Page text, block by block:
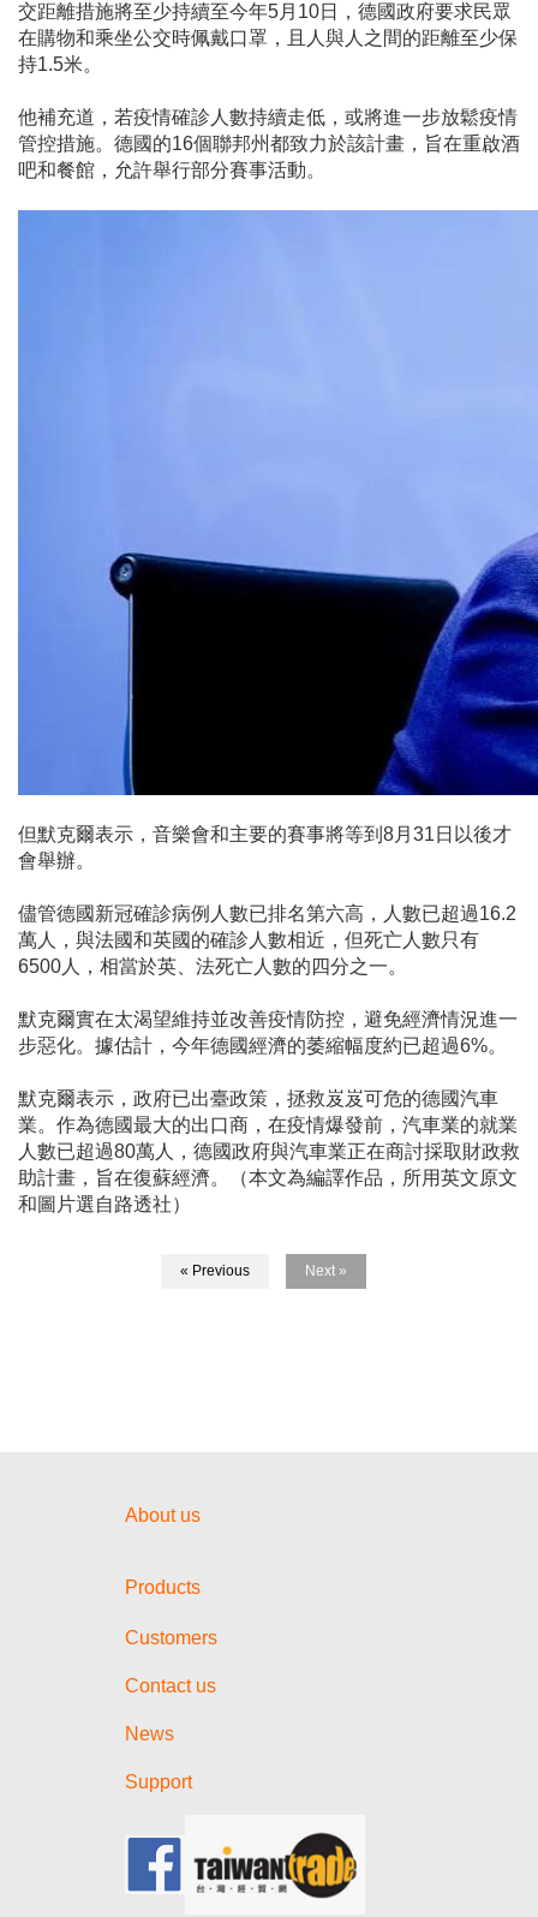
交距離措施將至少持續至今年5月10日，德國政府要求民眾
在購物和乘坐公交時佩戴口罩，且人與人之間的距離至少保
持1.5米。
他補充道，若疫情確診人數持續走低，或將進一步放鬆疫情
管控措施。德國的16個聯邦州都致力於該計畫，旨在重啟酒
吧和餐館，允許舉行部分賽事活動。
但默克爾表示，音樂會和主要的賽事將等到8月31日以後才
會舉辦。
儘管德國新冠確診病例人數已排名第六高，人數已超過16.2
萬人，與法國和英國的確診人數相近，但死亡人數只有
6500人，相當於英、法死亡人數的四分之一。
默克爾實在太渴望維持並改善疫情防控，避免經濟情況進一
步惡化。據估計，今年德國經濟的萎縮幅度約已超過6%。
默克爾表示，政府已出臺政策，拯救岌岌可危的德國汽車
業。作為德國最大的出口商，在疫情爆發前，汽車業的就業
人數已超過80萬人，德國政府與汽車業正在商討採取財政救
助計畫，旨在復蘇經濟。（本文為編譯作品，所用英文原文
和圖片選自路透社）
« Previous Next »
About us
Products
Customers
Contact us
News
Support